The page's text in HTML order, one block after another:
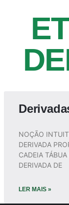
NOÇÃO
DERIVADA
CADEIA
DERIVADA DE
LER MAIS »